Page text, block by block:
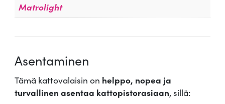
Matrolight
Asentaminen
Tämä kattovalaisin on helppo, nopea ja
turvallinen asentaa kattopistorasiaan, sillä: